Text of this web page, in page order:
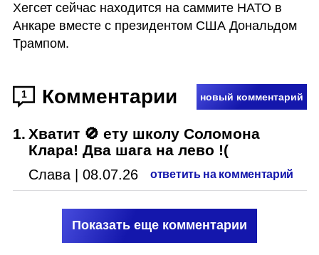
Хегсет сейчас находится на саммите НАТО в
Анкаре вместе с президентом США Дональдом
Трампом.
1 Комментарии новый комментарий
1. Хватит 🚫 ету школу Соломона
Клара! Два шага на лево !(
Слава | 08.07.26 ответить на комментарий
Показать еще комментарии